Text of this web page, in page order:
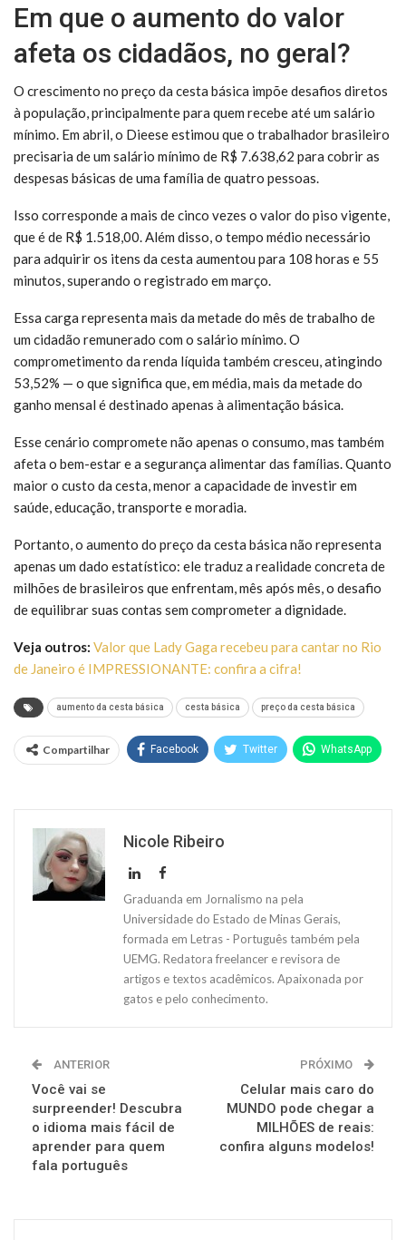
Em que o aumento do valor
afeta os cidadãos, no geral?
O crescimento no preço da cesta básica impõe desafios diretos
à população, principalmente para quem recebe até um salário
mínimo. Em abril, o Dieese estimou que o trabalhador brasileiro
precisaria de um salário mínimo de R$ 7.638,62 para cobrir as
despesas básicas de uma família de quatro pessoas.
Isso corresponde a mais de cinco vezes o valor do piso vigente,
que é de R$ 1.518,00. Além disso, o tempo médio necessário
para adquirir os itens da cesta aumentou para 108 horas e 55
minutos, superando o registrado em março.
Essa carga representa mais da metade do mês de trabalho de
um cidadão remunerado com o salário mínimo. O
comprometimento da renda líquida também cresceu, atingindo
53,52% — o que significa que, em média, mais da metade do
ganho mensal é destinado apenas à alimentação básica.
Esse cenário compromete não apenas o consumo, mas também
afeta o bem-estar e a segurança alimentar das famílias. Quanto
maior o custo da cesta, menor a capacidade de investir em
saúde, educação, transporte e moradia.
Portanto, o aumento do preço da cesta básica não representa
apenas um dado estatístico: ele traduz a realidade concreta de
milhões de brasileiros que enfrentam, mês após mês, o desafio
de equilibrar suas contas sem comprometer a dignidade.
Veja outros: Valor que Lady Gaga recebeu para cantar no Rio
de Janeiro é IMPRESSIONANTE: confira a cifra!
aumento da cesta básica cesta básica preço da cesta básica
Compartilhar Facebook Twitter WhatsApp
Nicole Ribeiro
Graduanda em Jornalismo na pela
Universidade do Estado de Minas Gerais,
formada em Letras - Português também pela
UEMG. Redatora freelancer e revisora de
artigos e textos acadêmicos. Apaixonada por
gatos e pelo conhecimento.
ANTERIOR
Você vai se
surpreender! Descubra
o idioma mais fácil de
aprender para quem
fala português
PRÓXIMO
Celular mais caro do
MUNDO pode chegar a
MILHÕES de reais:
confira alguns modelos!